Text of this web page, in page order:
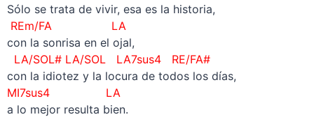
Sólo se trata de vivir, esa es la historia,
REm/FA LA
con la sonrisa en el ojal,
LA/SOL# LA/SOL LA7sus4 RE/FA#
con la idiotez y la locura de todos los días,
MI7sus4 LA
a lo mejor resulta bien.